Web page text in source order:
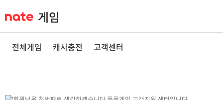
전체게임 캐시충전 고객센터